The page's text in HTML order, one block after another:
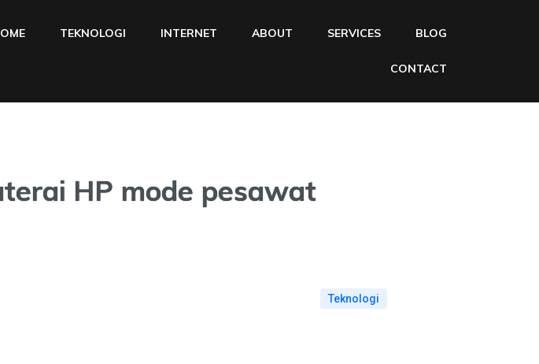
TEKNOLOGI INTERNET ABOUT SERVICES BLOG
CONTACT
HP mode pesawat
Teknologi